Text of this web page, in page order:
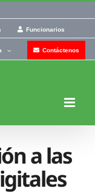
Funcionarios
Contáctenos
a las